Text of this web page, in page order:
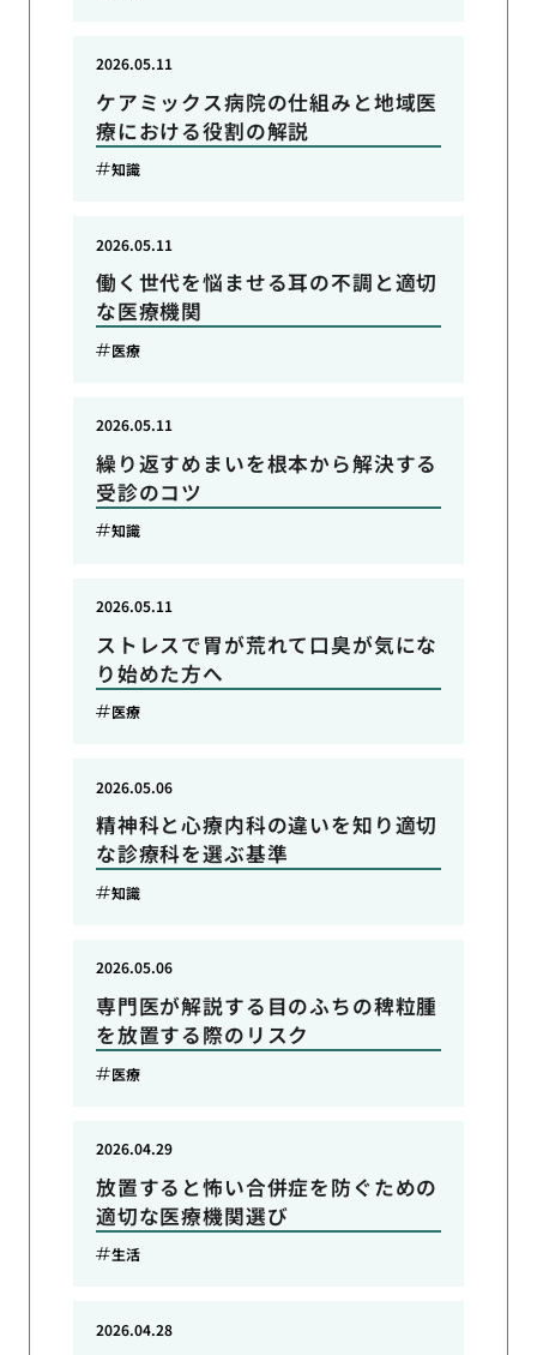
ケアミックス病院の仕組みと地域医
療における役割の解説
2026.05.11
知識
働く世代を悩ませる耳の不調と適切
な医療機関
2026.05.11
医療
繰り返すめまいを根本から解決する
受診のコツ
2026.05.11
知識
ストレスで胃が荒れて口臭が気にな
り始めた方へ
2026.05.11
医療
精神科と心療内科の違いを知り適切
な診療科を選ぶ基準
2026.05.06
知識
専門医が解説する目のふちの稗粒腫
を放置する際のリスク
2026.05.06
医療
放置すると怖い合併症を防ぐための
適切な医療機関選び
2026.04.29
生活
2026.04.28